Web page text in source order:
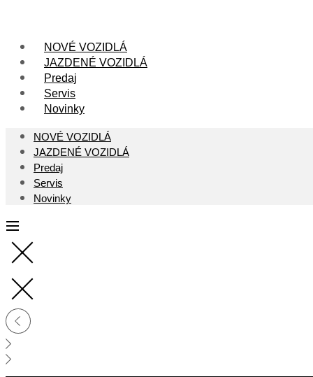
contentNOVÉ VOZIDLÁ
JAZDENÉ VOZIDLÁ
Predaj
Servis
Novinky
NOVÉ VOZIDLÁ
JAZDENÉ VOZIDLÁ
Predaj
Servis
Novinky